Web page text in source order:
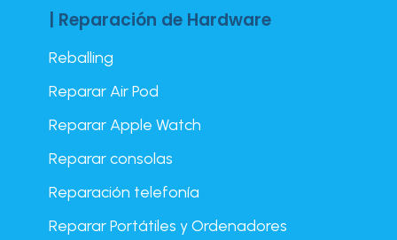
| Reparación de Hardware
Reballing
Reparar Air Pod
Reparar Apple Watch
Reparar consolas
Reparación telefonía
Reparar Portátiles y Ordenadores